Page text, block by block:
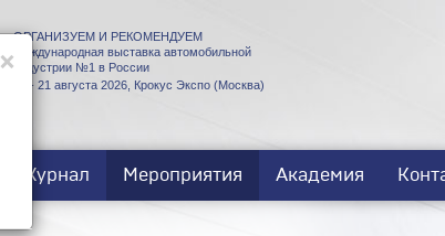
ОРГАНИЗУЕМ И РЕКОМЕНДУЕМ
Международная выставка автомобильной
индустрии №1 в России
18 - 21 августа 2026, Крокус Экспо (Москва)
Журнал Мероприятия Академия
×